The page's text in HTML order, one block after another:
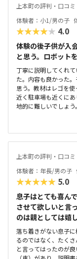
してロボットを動か
たようです
上本町の評判・口コミ
体験者：小1/男の子
★★★★★ 4.0
体験の後子供が入
と思う。ロボット
丁寧に説明してくれ
た。内容も良かった
思う。教材はレゴを
近く駐車場も近くに
地的に難しいでしょ
がしっかり取られて
ているので適正かな
興味を持てたことが
きるのを楽しんでいた
上本町の評判・口コミ
体験者：年長/男の子
★★★★★ 5.0
息子はとても喜ん
させて欲しいと言
のは親としては嬉
落ち着きがない息子
るのではなく、たく
と言ってはったのが